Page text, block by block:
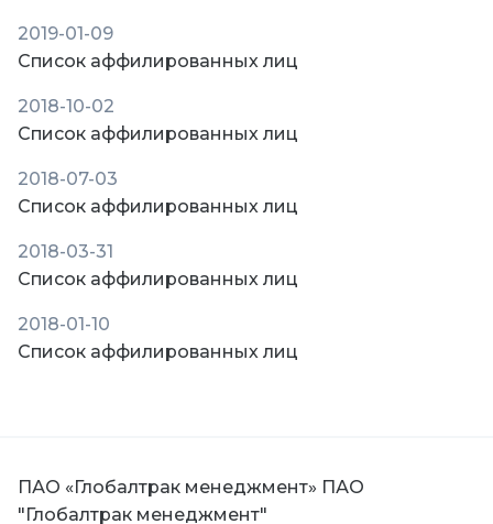
2019-01-09
Список аффилированных лиц
2018-10-02
Список аффилированных лиц
2018-07-03
Список аффилированных лиц
2018-03-31
Список аффилированных лиц
2018-01-10
Список аффилированных лиц
ПАО «Глобалтрак менеджмент» ПАО
"Глобалтрак менеджмент"